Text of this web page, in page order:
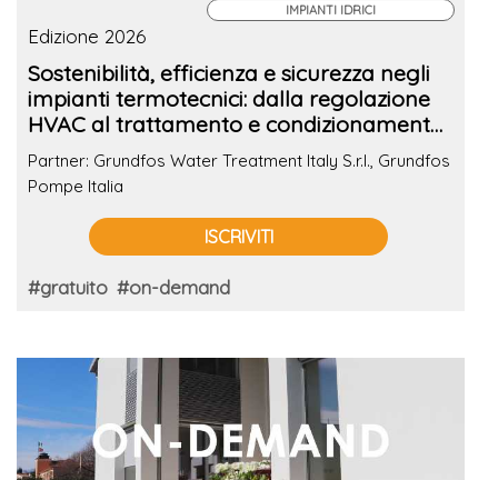
IMPIANTI IDRICI
Edizione 2026
Sostenibilità, efficienza e sicurezza negli
impianti termotecnici: dalla regolazione
HVAC al trattamento e condizionamento
dell'acqua negli edifici commerciali
Partner: Grundfos Water Treatment Italy S.r.l., Grundfos
Pompe Italia
ISCRIVITI
#gratuito #on-demand